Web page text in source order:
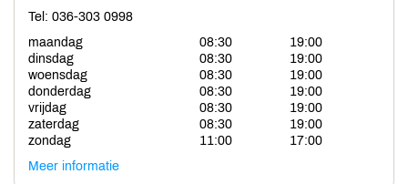
Tel: 036-303 0998
maandag
08:30
19:00
dinsdag
08:30
19:00
woensdag
08:30
19:00
donderdag
08:30
19:00
vrijdag
08:30
19:00
zaterdag
08:30
19:00
zondag
11:00
17:00
Meer informatie